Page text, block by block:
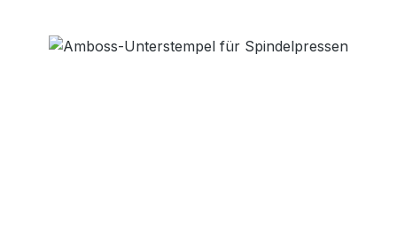
Bildergalerie überspringen